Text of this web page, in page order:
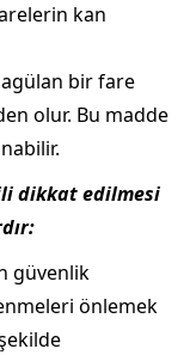
kan
bir fare
olur. Bu madde
dikkat edilmesi
güvenlik
önlemek